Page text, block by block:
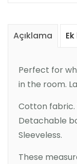
Açıklama
Perfect for
in the room.
Cotton fabric.
Detachable
Sleeveless.
These